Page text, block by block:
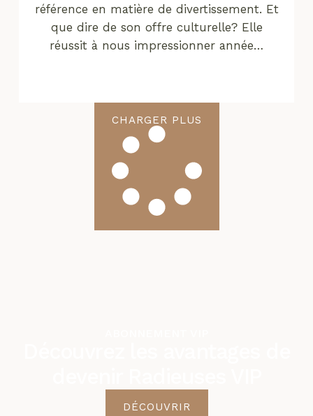
référence en matière de divertissement. Et
que dire de son offre culturelle? Elle
réussit à nous impressionner année…
CHARGER PLUS
DÉCOUVRIR